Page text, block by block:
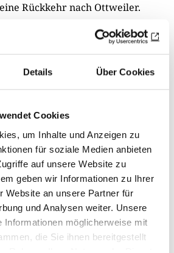
Details Über Cookies
Cookies
um Inhalte und Anzeigen zu
für soziale Medien anbieten
auf unsere Website zu
geben wir Informationen zu Ihrer
Website an unsere Partner für
und Analysen weiter. Unsere
Informationen möglicherweise mit
die Sie ihnen bereitgestellt
Rückkehr nach Ottweiler.
einen gelungenen Abend mit
Durch Eintrittsgelder,
Unterstützung von Sponsoren
Premiere auch
–
Buch